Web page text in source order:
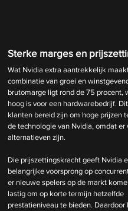
Sterke marges en
Wat Nvidia extra aantrekkelijk
combinatie van groei en
brutomarge ligt rond de 75 procent,
hoog is voor een hardwarebedrijf.
klanten bereid zijn om hoge prijzen
de technologie van Nvidia, omdat er
alternatieven zijn.
Die prijszettingskracht geeft Nvidia
belangrijke voorsprong op
er nieuwe spelers op de markt
lastig om op korte termijn hetzelfde
prestatieniveau te bieden. Daardoor